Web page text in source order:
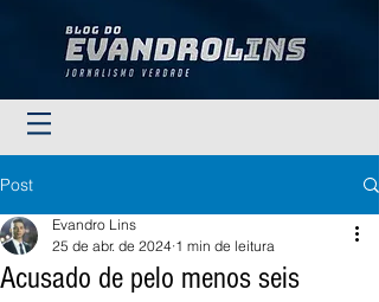
Post
Acusado de pelo menos seis
Evandro Lins
25 de abr. de 2024 1 min de leitura